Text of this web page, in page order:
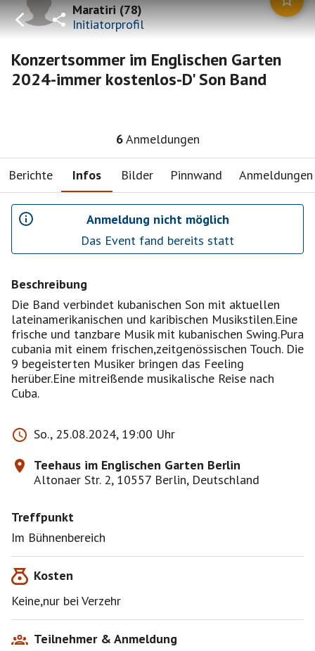
Maratiri(78)
Initiatorprofil
Konzertsommer im Englischen Garten
2024-immer kostenlos-D' Son Band
6Anmeldungen
Berichte Infos Bilder Pinnwand Anmeldungen
Anmeldung nicht möglich
Das Event fand bereits statt
Beschreibung
Die Band verbindet kubanischen Son mit aktuellen
lateinamerikanischen und karibischen Musikstilen.Eine
frische und tanzbare Musik mit kubanischen Swing.Pura
cubania mit einem frischen,zeitgenössischen Touch. Die
9 begeisterten Musiker bringen das Feeling
herüber.Eine mitreißende musikalische Reise nach
Cuba.
So., 25.08.2024, 19:00 Uhr
Teehaus im Englischen Garten Berlin
Altonaer Str. 2, 10557 Berlin, Deutschland
Treffpunkt
Im Bühnenbereich
Kosten
Keine,nur bei Verzehr
Teilnehmer & Anmeldung